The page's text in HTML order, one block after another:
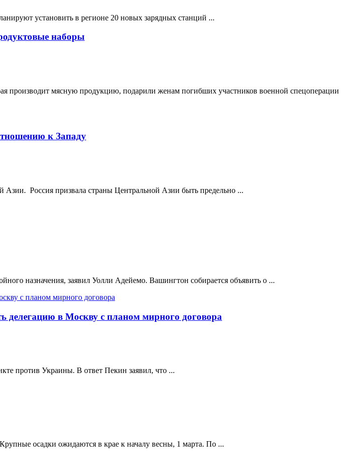
установить в регионе 20 новых зарядных станций ...
наборы
производит мясную продукцию, подарили женам погибших участников военной спецоперации
к Западу
Россия призвала страны Центральной Азии быть предельно ...
назначения, заявил Уолли Адейемо. Вашингтон собирается объявить о ...
в Москву с планом мирного договора
против Украины. В ответ Пекин заявил, что ...
осадки ожидаются в крае к началу весны, 1 марта. По ...